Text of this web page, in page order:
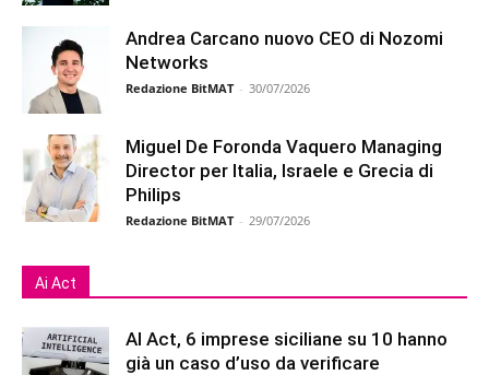
Andrea Carcano nuovo CEO di Nozomi
Networks
Redazione BitMAT - 30/07/2026
Miguel De Foronda Vaquero Managing
Director per Italia, Israele e Grecia di
Philips
Redazione BitMAT - 29/07/2026
Ai Act
AI Act, 6 imprese siciliane su 10 hanno
già un caso d’uso da verificare